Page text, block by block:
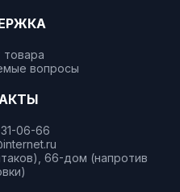
товара
вопросы
06-66
66-дом (напротив